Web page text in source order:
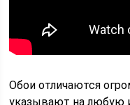
Обои отличаются
указывают на любую